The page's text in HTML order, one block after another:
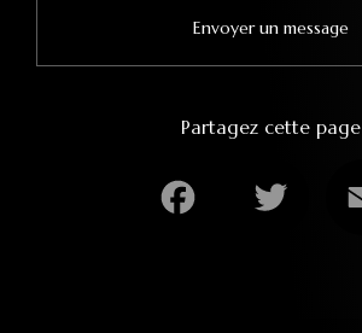
Envoyer un message
Partagez cette page